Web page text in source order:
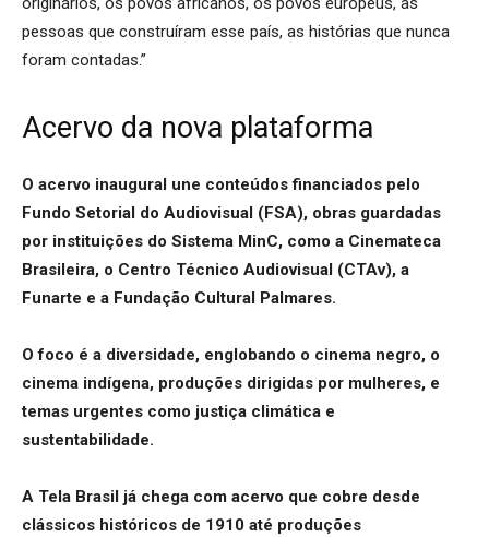
pessoas que construíram esse país, as histórias que nunca
foram contadas.”
Acervo da nova plataforma
O acervo inaugural une conteúdos financiados pelo
Fundo Setorial do Audiovisual (FSA), obras guardadas
por instituições do Sistema MinC, como a Cinemateca
Brasileira, o Centro Técnico Audiovisual (CTAv), a
Funarte e a Fundação Cultural Palmares.
O foco é a diversidade, englobando o cinema negro, o
cinema indígena, produções dirigidas por mulheres, e
temas urgentes como justiça climática e
sustentabilidade.
A Tela Brasil já chega com acervo que cobre desde
clássicos históricos de 1910 até produções